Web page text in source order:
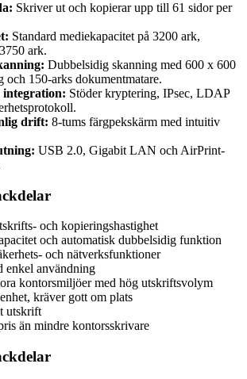
Skriver ut och kopierar upp till 61 sidor per
Standard mediekapacitet på 3200 ark,
ark.
Dubbelsidig skanning med 600 x 600
och 150-arks dokumentmatare.
integration: Stöder kryptering, IPsec, LDAP
drift: 8-tums färgpekskärm med intuitiv
USB 2.0, Gigabit LAN och AirPrint-
och kopieringshastighet
och automatisk dubbelsidig funktion
och nätverksfunktioner
enkel användning
kontorsmiljöer med hög utskriftsvolym
kräver gott om plats
utskrift
än mindre kontorsskrivare